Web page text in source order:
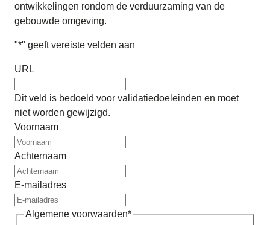
ontwikkelingen rondom de verduurzaming van de
gebouwde omgeving.
"*" geeft vereiste velden aan
URL
Dit veld is bedoeld voor validatiedoeleinden en moet
niet worden gewijzigd.
Voornaam
Achternaam
E-mailadres
Algemene voorwaarden*